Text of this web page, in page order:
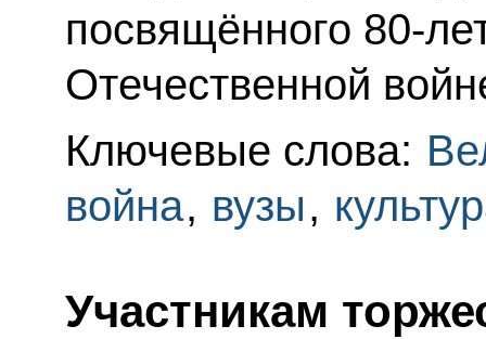
посвящённого 80-
Отечественной
Ключевые слова:
война, вузы,
Участникам